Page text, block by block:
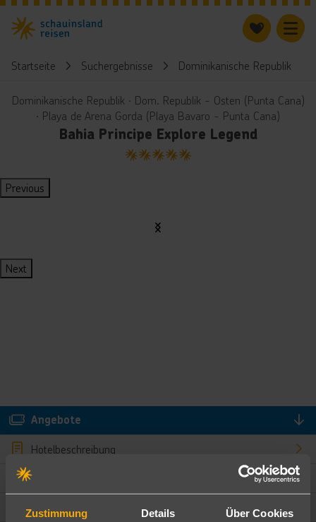
Zustimmung Details Über Cookies
Startseite Suchergebnisse Dominikanische Republik
Dominikanische Republik ∙ Dom. Republik - Osten (Punta Cana)
∙ Playa de Arena Gorda (Playa Bavaro - Punta Cana)
Bahia Principe Explore Legend
5
Previous
Next
Angebote
Hotelbeschreibung
Hotelmerkmale
Bewertungen